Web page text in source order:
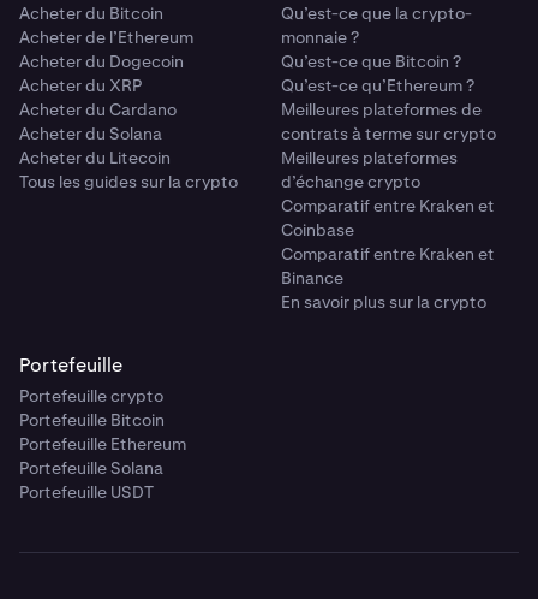
Acheter du Bitcoin
Acheter de l’Ethereum
Acheter du Dogecoin
Acheter du XRP
Acheter du Cardano
Acheter du Solana
Acheter du Litecoin
Tous les guides sur la crypto
Qu’est-ce que la crypto-
monnaie ?
Qu’est-ce que Bitcoin ?
Qu’est-ce qu’Ethereum ?
Meilleures plateformes de
contrats à terme sur crypto
Meilleures plateformes
d’échange crypto
Comparatif entre Kraken et
Coinbase
Comparatif entre Kraken et
Binance
En savoir plus sur la crypto
Portefeuille
Portefeuille crypto
Portefeuille Bitcoin
Portefeuille Ethereum
Portefeuille Solana
Portefeuille USDT